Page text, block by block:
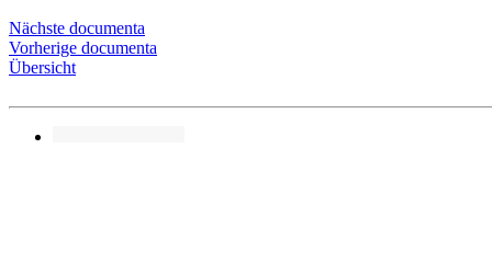
Nächste documenta
Vorherige documenta
Übersicht